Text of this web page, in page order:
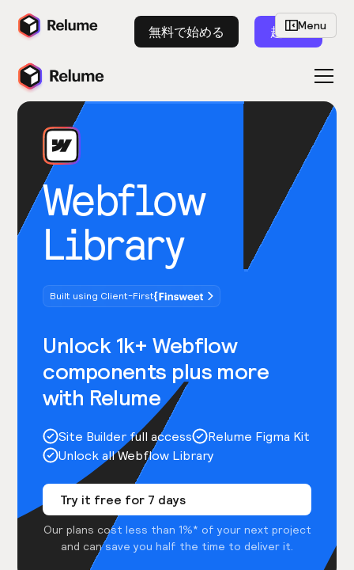
無料で始める 起動
Webflow
Library
Built using Client-First
Unlock 1k+ Webflow
components plus more
with Relume
Site Builder full access
Relume Figma Kit
Unlock all Webflow Library
Try it free for 7 days
Our plans cost less than 1%* of your next project
and can save you half the time to deliver it.
Menu